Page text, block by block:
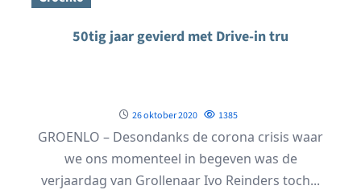
50tig jaar gevierd met Drive-in tru
26 oktober 2020 1385
GROENLO – Desondanks de corona crisis waar
we ons momenteel in begeven was de
verjaardag van Grollenaar Ivo Reinders toch...